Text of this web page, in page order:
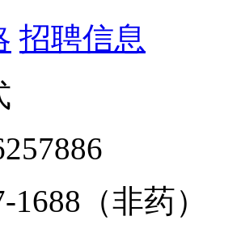
招聘信息
1688（非药）